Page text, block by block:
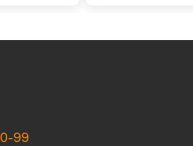
моторные
99